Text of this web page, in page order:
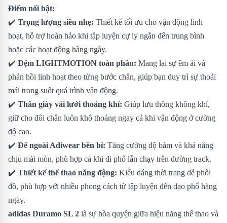
Điểm nổi bật:
✔️ Trọng lượng siêu nhẹ: Thiết kế tối ưu cho vận động linh
hoạt, hỗ trợ hoàn hảo khi tập luyện cự ly ngắn đến trung bình
hoặc các hoạt động hàng ngày.
✔️ Đệm LIGHTMOTION toàn phần: Mang lại sự êm ái và
phản hồi linh hoạt theo từng bước chân, giúp bạn duy trì sự thoải
mái trong suốt quá trình vận động.
✔️ Thân giày vải lưới thoáng khí: Giúp lưu thông không khí,
giữ cho đôi chân luôn khô thoáng ngay cả khi vận động ở cường
độ cao.
✔️ Đế ngoài Adiwear bền bỉ: Tăng cường độ bám và khả năng
chịu mài mòn, phù hợp cả khi đi phố lẫn chạy trên đường track.
✔️ Thiết kế thể thao năng động: Kiểu dáng thời trang dễ phối
đồ, phù hợp với nhiều phong cách từ tập luyện đến dạo phố hàng
ngày.
adidas Duramo SL 2 là sự hòa quyện giữa hiệu năng thể thao và